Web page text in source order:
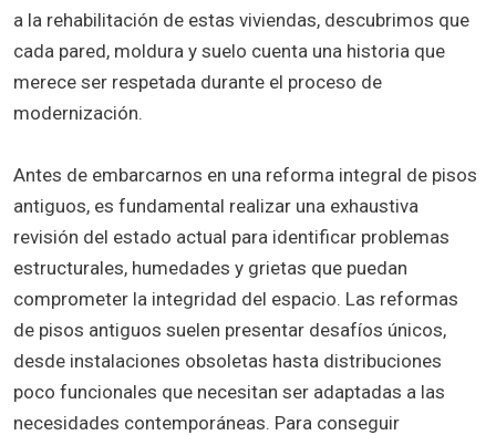
a la rehabilitación de estas viviendas, descubrimos que
cada pared, moldura y suelo cuenta una historia que
merece ser respetada durante el proceso de
modernización.
Antes de embarcarnos en una reforma integral de pisos
antiguos, es fundamental realizar una exhaustiva
revisión del estado actual para identificar problemas
estructurales, humedades y grietas que puedan
comprometer la integridad del espacio. Las reformas
de pisos antiguos suelen presentar desafíos únicos,
desde instalaciones obsoletas hasta distribuciones
poco funcionales que necesitan ser adaptadas a las
necesidades contemporáneas. Para conseguir